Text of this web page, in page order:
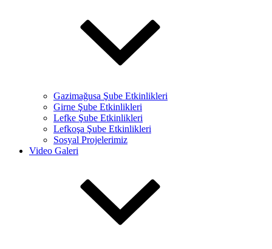
Gazimağusa Şube Etkinlikleri
Girne Şube Etkinlikleri
Lefke Şube Etkinlikleri
Lefkoşa Şube Etkinlikleri
Sosyal Projelerimiz
Video Galeri